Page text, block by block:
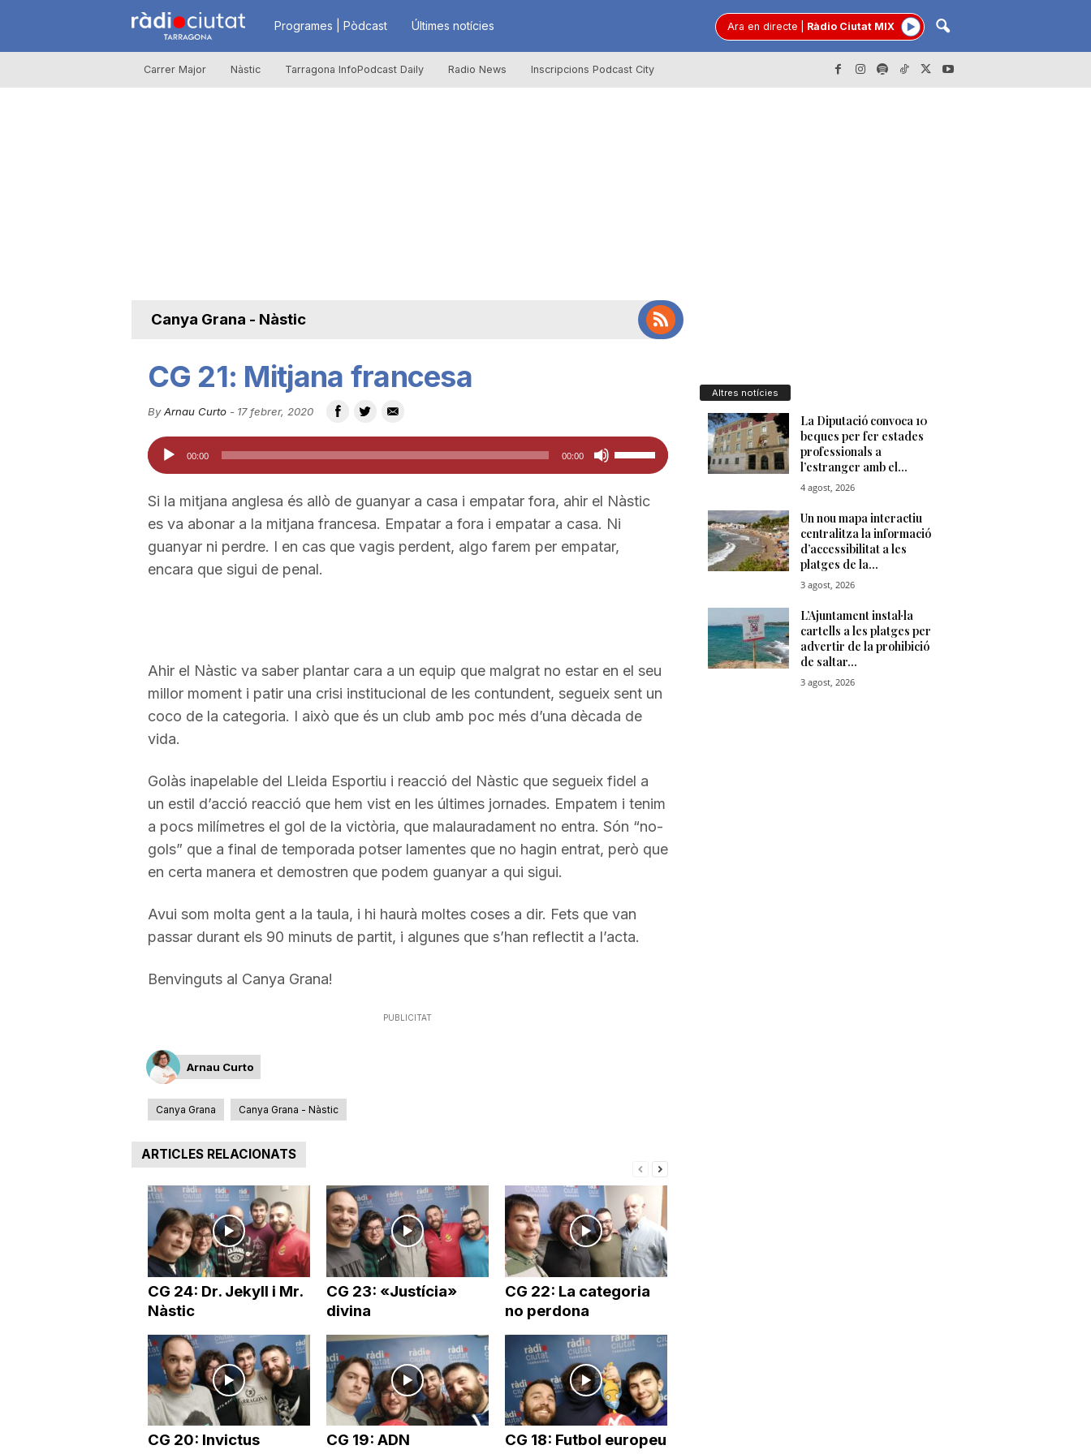
R
à
u
t
t
T
r
r
n
a
Programes | Pòdcast Últimes notícies Ara en directe Ràdio Ciutat MIX
Carrer Major Nàstic Tarragona InfoPodcast Daily Radio News Inscripcions Podcast City
Canya Grana - Nàstic
CG 21: Mitjana francesa
By Arnau Curto- 17 febrer, 2020
Reproductor
d'àudio
00:00 00:00
Feu
servir
les
tecles
de
a
incrementar
o
volum.
Si la mitjana anglesa és allò de guanyar a casa i empatar fora, ahir el Nàstic
es va abonar a la mitjana francesa. Empatar a fora i empatar a casa. Ni
guanyar ni perdre. I en cas que vagis perdent, algo farem per empatar,
encara que sigui de penal.
Ahir el Nàstic va saber plantar cara a un equip que malgrat no estar en el seu
millor moment i patir una crisi institucional de les contundent, segueix sent un
coco de la categoria. I això que és un club amb poc més d’una dècada de
vida.
Golàs inapelable del Lleida Esportiu i reacció del Nàstic que segueix fidel a
un estil d’acció reacció que hem vist en les últimes jornades. Empatem i tenim
a pocs milímetres el gol de la victòria, que malauradament no entra. Són “no-
gols” que a final de temporada potser lamentes que no hagin entrat, però que
en certa manera et demostren que podem guanyar a qui sigui.
Avui som molta gent a la taula, i hi haurà moltes coses a dir. Fets que van
passar durant els 90 minuts de partit, i algunes que s’han reflectit a l’acta.
Benvinguts al Canya Grana!
PUBLICITAT
Arnau Curto
Canya Grana Canya Grana - Nàstic
ARTICLES RELACIONATS
CG 24: Dr. Jekyll i Mr.
Nàstic
CG 23: «Justícia»
divina
CG 22: La categoria
no perdona
CG 20: Invictus
CG 19: ADN
CG 18: Futbol europeu
Altres notícies